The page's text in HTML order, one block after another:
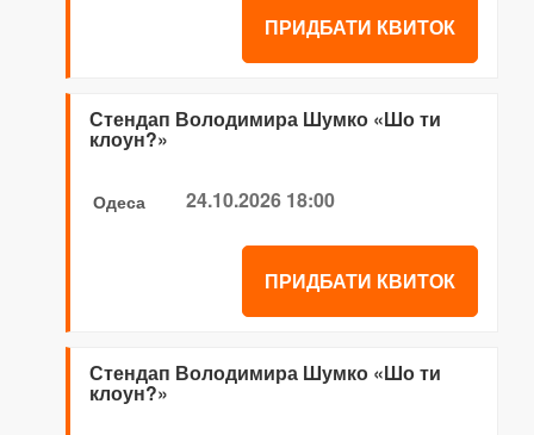
ПРИДБАТИ КВИТОК
Стендап Володимира Шумко «Шо ти
клоун?»
Одеса 24.10.2026 18:00
ПРИДБАТИ КВИТОК
Стендап Володимира Шумко «Шо ти
клоун?»